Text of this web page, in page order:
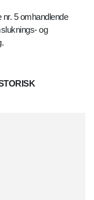
5 omhandlende
og